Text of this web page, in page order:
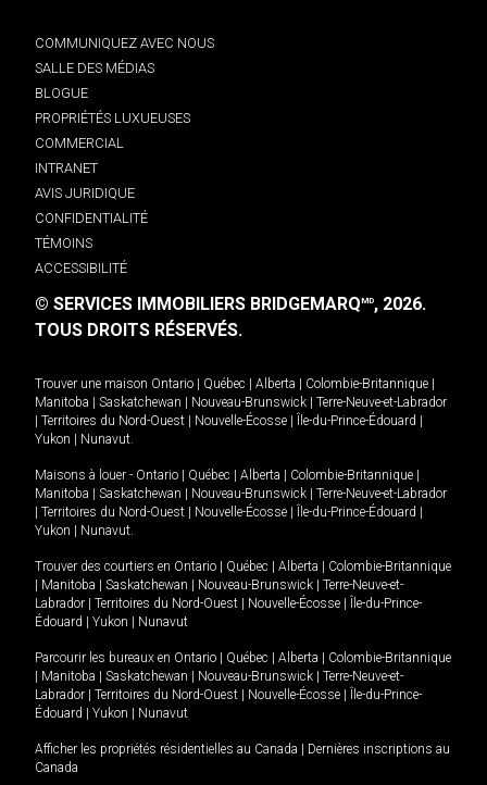
COMMUNIQUEZ AVEC NOUS
SALLE DES MÉDIAS
BLOGUE
PROPRIÉTÉS LUXUEUSES
COMMERCIAL
INTRANET
AVIS JURIDIQUE
CONFIDENTIALITÉ
TÉMOINS
ACCESSIBILITÉ
© SERVICES IMMOBILIERS BRIDGEMARQMD, 2026.
TOUS DROITS RÉSERVÉS.
Trouver une maison Ontario Québec Alberta Colombie-Britannique
Manitoba
Saskatchewan Nouveau-Brunswick
Terre-Neuve-et-Labrador
Territoires du Nord-Ouest Nouvelle-Écosse Île-du-Prince-Édouard
Yukon
Nunavut.
Maisons à louer - Ontario Québec Alberta Colombie-Britannique
Manitoba
Saskatchewan Nouveau-Brunswick
Terre-Neuve-et-Labrador
Territoires du Nord-Ouest Nouvelle-Écosse Île-du-Prince-Édouard
Yukon
Nunavut.
Trouver des courtiers en Ontario Québec Alberta
Colombie-Britannique
Manitoba Saskatchewan Nouveau-Brunswick
Terre-Neuve-et-
Labrador
Territoires du Nord-Ouest Nouvelle-Écosse
Île-du-Prince-
Édouard
Yukon Nunavut
Parcourir les bureaux en Ontario Québec Alberta
Colombie-Britannique
Manitoba Saskatchewan Nouveau-Brunswick
Terre-Neuve-et-
Labrador
Territoires du Nord-Ouest Nouvelle-Écosse
Île-du-Prince-
Édouard
Yukon Nunavut
Afficher les propriétés résidentielles au Canada
Dernières inscriptions au
Canada